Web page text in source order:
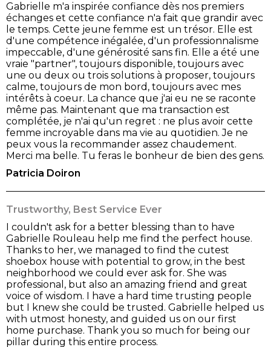
Gabrielle m'a inspirée confiance dès nos premiers
échanges et cette confiance n'a fait que grandir avec
le temps. Cette jeune femme est un trésor. Elle est
d'une compétence inégalée, d'un professionnalisme
impeccable, d'une générosité sans fin. Elle a été une
vraie "partner", toujours disponible, toujours avec
une ou deux ou trois solutions à proposer, toujours
calme, toujours de mon bord, toujours avec mes
intérêts à coeur. La chance que j'ai eu ne se raconte
même pas. Maintenant que ma transaction est
complétée, je n'ai qu'un regret : ne plus avoir cette
femme incroyable dans ma vie au quotidien. Je ne
peux vous la recommander assez chaudement.
Merci ma belle. Tu feras le bonheur de bien des gens.
Patricia Doiron
Trustworthy, Best Service Ever
I couldn't ask for a better blessing than to have
Gabrielle Rouleau help me find the perfect house.
Thanks to her, we managed to find the cutest
shoebox house with potential to grow, in the best
neighborhood we could ever ask for. She was
professional, but also an amazing friend and great
voice of wisdom. I have a hard time trusting people
but I knew she could be trusted. Gabrielle helped us
with utmost honesty, and guided us on our first
home purchase. Thank you so much for being our
pillar during this entire process.